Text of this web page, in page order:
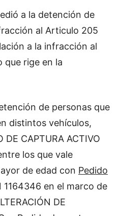
a la detención de
al Articulo 205
a la infracción al
que rige en la
de personas que
distintos vehículos,
CAPTURA ACTIVO
los que vale
de edad con Pedido
1164346 en el marco de
DE